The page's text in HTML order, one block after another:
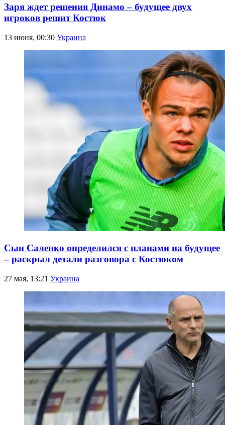
Заря ждет решения Динамо – будущее двух
игроков решит Костюк
13 июня, 00:30 Украина
Сын Саленко определился с планами на будущее
– раскрыл детали разговора с Костюком
27 мая, 13:21 Украина